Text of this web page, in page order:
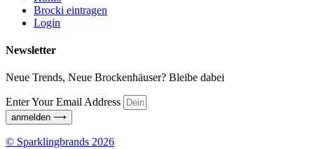
Brocki eintragen
Login
Newsletter
Neue Trends, Neue Brockenhäuser? Bleibe dabei
Enter Your Email Address
anmelden ⟶
© Sparklingbrands 2026